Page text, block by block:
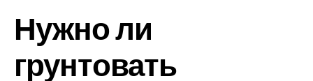
Нужно ли
грунтовать